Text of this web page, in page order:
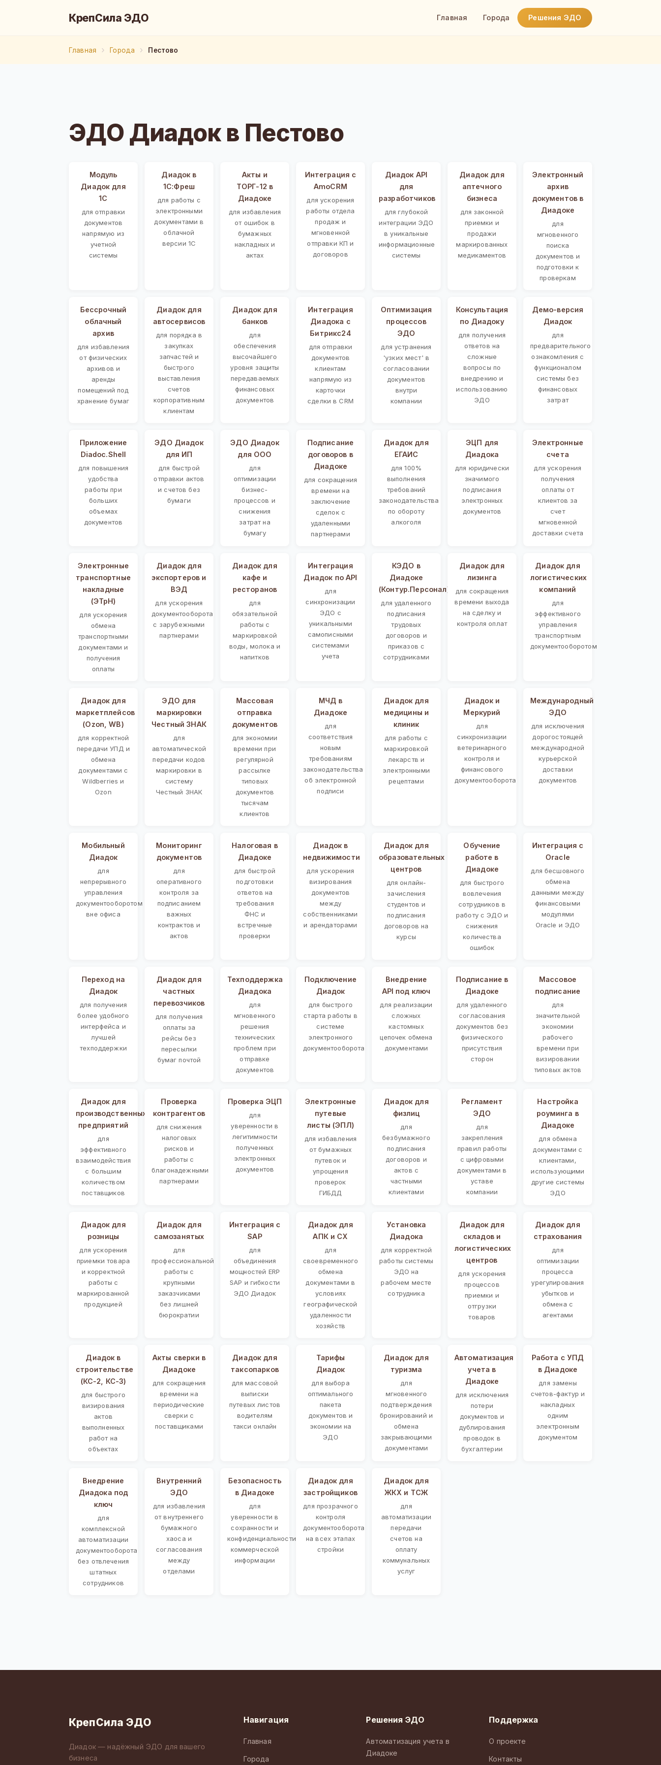
КрепСила ЭДО Главная Города Решения ЭДО
Главная Города Пестово
ЭДО Диадок в Пестово
Модуль
Диадок для
1С
для отправки
документов
напрямую из
учетной
системы
Диадок в
1С:Фреш
для работы с
электронными
документами в
облачной
версии 1С
Акты и
ТОРГ-12 в
Диадоке
для избавления
от ошибок в
бумажных
накладных и
актах
Интеграция с
AmoCRM
для ускорения
работы отдела
продаж и
мгновенной
отправки КП и
договоров
Диадок API
для
разработчиков
для глубокой
интеграции ЭДО
в уникальные
информационные
системы
Диадок для
аптечного
бизнеса
для законной
приемки и
продажи
маркированных
медикаментов
Электронный
архив
документов в
Диадоке
для
мгновенного
поиска
документов и
подготовки к
проверкам
Бессрочный
облачный
архив
для избавления
от физических
архивов и
аренды
помещений под
хранение бумаг
Диадок для
автосервисов
для порядка в
закупках
запчастей и
быстрого
выставления
счетов
корпоративным
клиентам
Диадок для
банков
для
обеспечения
высочайшего
уровня защиты
передаваемых
финансовых
документов
Интеграция
Диадока с
Битрикс24
для отправки
документов
клиентам
напрямую из
карточки
сделки в CRM
Оптимизация
процессов
ЭДО
для устранения
'узких мест' в
согласовании
документов
внутри
компании
Консультация
по Диадоку
для получения
ответов на
сложные
вопросы по
внедрению и
использованию
ЭДО
Демо-версия
Диадок
для
предварительного
ознакомления с
функционалом
системы без
финансовых
затрат
Приложение
Diadoc.Shell
для повышения
удобства
работы при
больших
объемах
документов
ЭДО Диадок
для ИП
для быстрой
отправки актов
и счетов без
бумаги
ЭДО Диадок
для ООО
для
оптимизации
бизнес-
процессов и
снижения
затрат на
бумагу
Подписание
договоров в
Диадоке
для сокращения
времени на
заключение
сделок с
удаленными
партнерами
Диадок для
ЕГАИС
для 100%
выполнения
требований
законодательства
по обороту
алкоголя
ЭЦП для
Диадока
для юридически
значимого
подписания
электронных
документов
Электронные
счета
для ускорения
получения
оплаты от
клиентов за
счет
мгновенной
доставки счета
Электронные
транспортные
накладные
(ЭТрН)
для ускорения
обмена
транспортными
документами и
получения
оплаты
Диадок для
экспортеров и
ВЭД
для ускорения
документооборота
с зарубежными
партнерами
Диадок для
кафе и
ресторанов
для
обязательной
работы с
маркировкой
воды, молока и
напитков
Интеграция
Диадок по API
для
синхронизации
ЭДО с
уникальными
самописными
системами
учета
КЭДО в
Диадоке
(Контур.Персонал)
для удаленного
подписания
трудовых
договоров и
приказов с
сотрудниками
Диадок для
лизинга
для сокращения
времени выхода
на сделку и
контроля оплат
Диадок для
логистических
компаний
для
эффективного
управления
транспортным
документооборотом
Диадок для
маркетплейсов
(Ozon, WB)
для корректной
передачи УПД и
обмена
документами с
Wildberries и
Ozon
ЭДО для
маркировки
Честный ЗНАК
для
автоматической
передачи кодов
маркировки в
систему
Честный ЗНАК
Массовая
отправка
документов
для экономии
времени при
регулярной
рассылке
типовых
документов
тысячам
клиентов
МЧД в
Диадоке
для
соответствия
новым
требованиям
законодательства
об электронной
подписи
Диадок для
медицины и
клиник
для работы с
маркировкой
лекарств и
электронными
рецептами
Диадок и
Меркурий
для
синхронизации
ветеринарного
контроля и
финансового
документооборота
Международный
ЭДО
для исключения
дорогостоящей
международной
курьерской
доставки
документов
Мобильный
Диадок
для
непрерывного
управления
документооборотом
вне офиса
Мониторинг
документов
для
оперативного
контроля за
подписанием
важных
контрактов и
актов
Налоговая в
Диадоке
для быстрой
подготовки
ответов на
требования
ФНС и
встречные
проверки
Диадок в
недвижимости
для ускорения
визирования
документов
между
собственниками
и арендаторами
Диадок для
образовательных
центров
для онлайн-
зачисления
студентов и
подписания
договоров на
курсы
Обучение
работе в
Диадоке
для быстрого
вовлечения
сотрудников в
работу с ЭДО и
снижения
количества
ошибок
Интеграция с
Oracle
для бесшовного
обмена
данными между
финансовыми
модулями
Oracle и ЭДО
Переход на
Диадок
для получения
более удобного
интерфейса и
лучшей
техподдержки
Диадок для
частных
перевозчиков
для получения
оплаты за
рейсы без
пересылки
бумаг почтой
Техподдержка
Диадока
для
мгновенного
решения
технических
проблем при
отправке
документов
Подключение
Диадок
для быстрого
старта работы в
системе
электронного
документооборота
Внедрение
API под ключ
для реализации
сложных
кастомных
цепочек обмена
документами
Подписание в
Диадоке
для удаленного
согласования
документов без
физического
присутствия
сторон
Массовое
подписание
для
значительной
экономии
рабочего
времени при
визировании
типовых актов
Диадок для
производственных
предприятий
для
эффективного
взаимодействия
с большим
количеством
поставщиков
Проверка
контрагентов
для снижения
налоговых
рисков и
работы с
благонадежными
партнерами
Проверка ЭЦП
для
уверенности в
легитимности
полученных
электронных
документов
Электронные
путевые
листы (ЭПЛ)
для избавления
от бумажных
путевок и
упрощения
проверок
ГИБДД
Диадок для
физлиц
для
безбумажного
подписания
договоров и
актов с
частными
клиентами
Регламент
ЭДО
для
закрепления
правил работы
с цифровыми
документами в
уставе
компании
Настройка
роуминга в
Диадоке
для обмена
документами с
клиентами,
использующими
другие системы
ЭДО
Диадок для
розницы
для ускорения
приемки товара
и корректной
работы с
маркированной
продукцией
Диадок для
самозанятых
для
профессиональной
работы с
крупными
заказчиками
без лишней
бюрократии
Интеграция с
SAP
для
объединения
мощностей ERP
SAP и гибкости
ЭДО Диадок
Диадок для
АПК и СХ
для
своевременного
обмена
документами в
условиях
географической
удаленности
хозяйств
Установка
Диадока
для корректной
работы системы
ЭДО на
рабочем месте
сотрудника
Диадок для
складов и
логистических
центров
для ускорения
процессов
приемки и
отгрузки
товаров
Диадок для
страхования
для
оптимизации
процесса
урегулирования
убытков и
обмена с
агентами
Диадок в
строительстве
(КС-2, КС-3)
для быстрого
визирования
актов
выполненных
работ на
объектах
Акты сверки в
Диадоке
для сокращения
времени на
периодические
сверки с
поставщиками
Диадок для
таксопарков
для массовой
выписки
путевых листов
водителям
такси онлайн
Тарифы
Диадок
для выбора
оптимального
пакета
документов и
экономии на
ЭДО
Диадок для
туризма
для
мгновенного
подтверждения
бронирований и
обмена
закрывающими
документами
Автоматизация
учета в
Диадоке
для исключения
потери
документов и
дублирования
проводок в
бухгалтерии
Работа с УПД
в Диадоке
для замены
счетов-фактур и
накладных
одним
электронным
документом
Внедрение
Диадока под
ключ
для
комплексной
автоматизации
документооборота
без отвлечения
штатных
сотрудников
Внутренний
ЭДО
для избавления
от внутреннего
бумажного
хаоса и
согласования
между
отделами
Безопасность
в Диадоке
для
уверенности в
сохранности и
конфиденциальности
коммерческой
информации
Диадок для
застройщиков
для прозрачного
контроля
документооборота
на всех этапах
стройки
Диадок для
ЖКХ и ТСЖ
для
автоматизации
передачи
счетов на
оплату
коммунальных
услуг
КрепСила ЭДО
Диадок — надёжный ЭДО для вашего
бизнеса
Навигация
Главная
Города
Решения ЭДО
Автоматизация учета в
Диадоке
Поддержка
О проекте
Контакты